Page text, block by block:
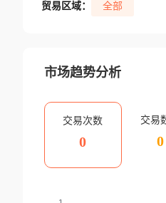
贸易区域： 全部
市场趋势分析
交易次数
0
交易
0